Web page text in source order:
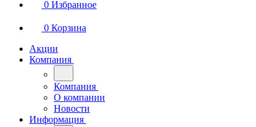
0 Избранное
0 Корзина
Акции
Компания
Компания
О компании
Новости
Информация